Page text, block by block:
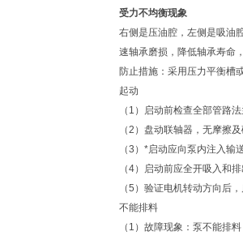
受力不均衡现象
右侧是压油腔，左侧是吸油
速轴承磨损，降低轴承寿命
防止措施：采用压力平衡槽
起动
（1）启动前检查全部管路
（2）盘动联轴器，无摩擦及
（3）*启动应向泵内注入输
（4）启动前应全开吸入和
（5）验证电机转动方向后，
不能排料
（1）故障现象：泵不能排料